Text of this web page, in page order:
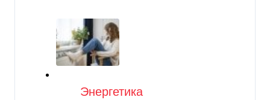
Категория
Энергетика